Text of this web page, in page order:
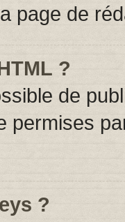
page de
?
de
permises
?